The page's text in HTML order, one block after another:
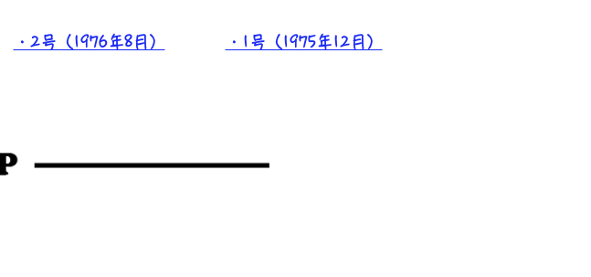
・2号（1976年8月） ・1号（1975年12月）